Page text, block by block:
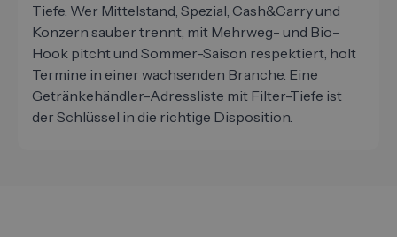
Tiefe. Wer Mittelstand, Spezial, Cash&Carry und
Konzern sauber trennt, mit Mehrweg- und Bio-
Hook pitcht und Sommer-Saison respektiert, holt
Termine in einer wachsenden Branche. Eine
Getränkehändler-Adressliste mit Filter-Tiefe ist
der Schlüssel in die richtige Disposition.